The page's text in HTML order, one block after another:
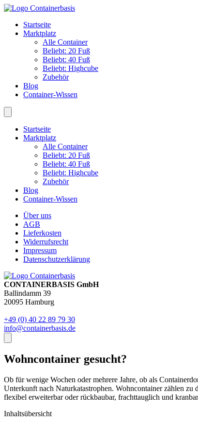
Startseite
Marktplatz
Alle Container
Beliebt: 20 Fuß
Beliebt: 40 Fuß
Beliebt: Highcube
Zubehör
Blog
Container-Wissen
Startseite
Marktplatz
Alle Container
Beliebt: 20 Fuß
Beliebt: 40 Fuß
Beliebt: Highcube
Zubehör
Blog
Container-Wissen
Über uns
AGB
Lieferkosten
Widerrufsrecht
Impressum
Datenschutzerklärung
CONTAINERBASIS GmbH
Ballindamm 39
20095 Hamburg
+49 (0) 40 22 89 79 30
info@containerbasis.de
Wohncontainer gesucht?
Ob für wenige Wochen oder mehrere Jahre, ob als
Unterkunft nach Naturkatastrophen. Wohncontainer zählen
flexibel erweiterbar oder rückbaubar, frachttauglich und
Inhaltsübersicht